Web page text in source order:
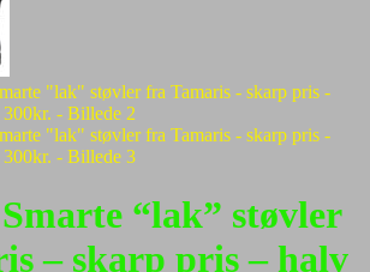
“lak” støvler
– skarp pris – halv